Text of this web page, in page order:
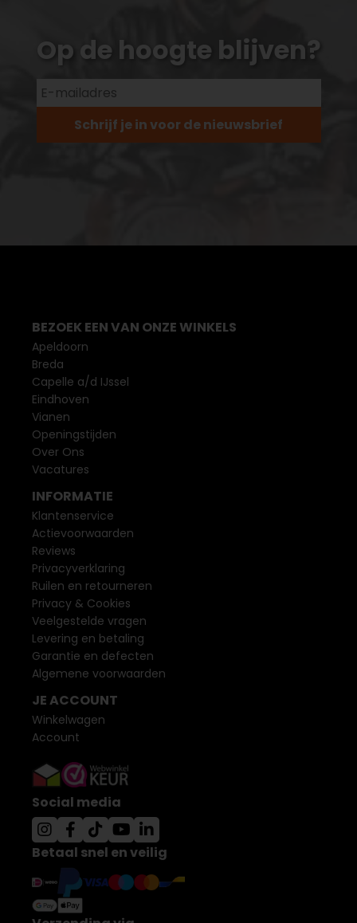
Op de hoogte blijven?
Schrijf je in voor de nieuwsbrief
BEZOEK EEN VAN ONZE WINKELS
Apeldoorn
Breda
Capelle a/d IJssel
Eindhoven
Vianen
Openingstijden
Over Ons
Vacatures
INFORMATIE
Klantenservice
Actievoorwaarden
Reviews
Privacyverklaring
Ruilen en retourneren
Privacy & Cookies
Veelgestelde vragen
Levering en betaling
Garantie en defecten
Algemene voorwaarden
JE ACCOUNT
Winkelwagen
Account
Social media
Betaal snel en veilig